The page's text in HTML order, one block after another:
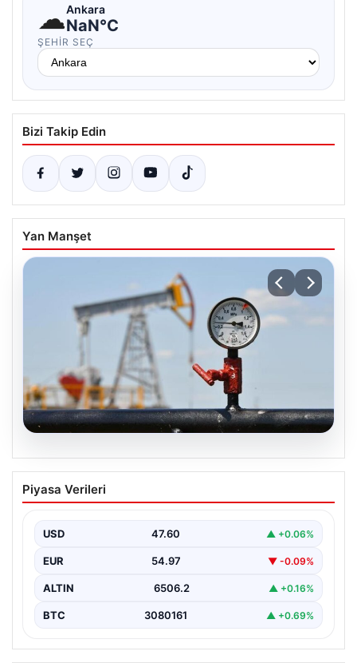
☁Ankara
NaN°C
ŞEHIR SEÇ
Bizi Takip Edin
Yan Manşet
05.08.2026
Petrol fiyatları 25 Mayıs: Petrol fiyatları
düştü mü, ne kadar oldu? Brent petrol
Piyasa Verileri
USD 47.60 ▲ +0.06%
EUR 54.97 ▼ -0.09%
ALTIN 6506.2 ▲ +0.16%
BTC 3080161 ▲ +0.69%